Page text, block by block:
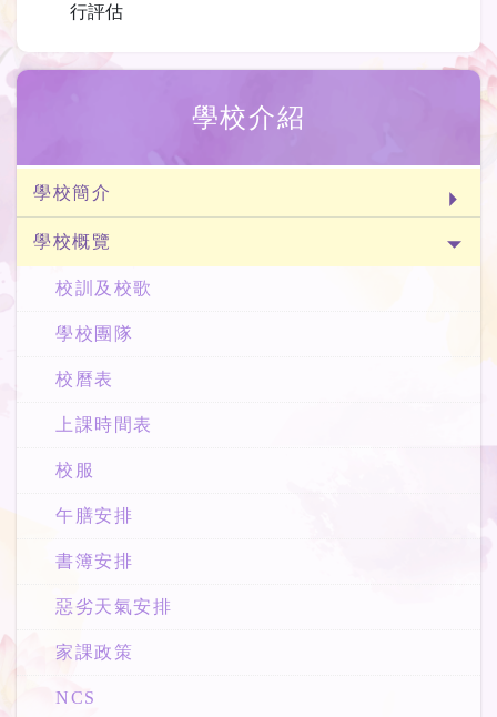
學校介紹
學校簡介
學校概覽
校訓及校歌
學校團隊
校曆表
上課時間表
校服
午膳安排
書簿安排
惡劣天氣安排
家課政策
NCS
行評估